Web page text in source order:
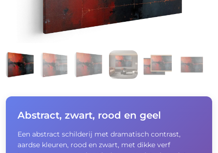
Abstract, zwart, rood en geel
Een abstract schilderij met dramatisch contrast,
aardse kleuren, rood en zwart, met dikke verf